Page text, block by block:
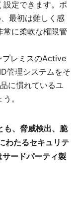
設定できます。ポ
最初は難しく感
常に柔軟な権限管
レミスのActive
管理システムをそ
に慣れているユ
。
も、脅威検出、脆
わたるセキュリテ
ードパーティ製